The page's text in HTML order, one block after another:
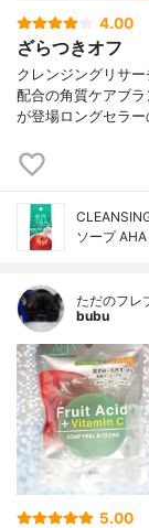
4.00
ざらつきオフ
クレンジングリサ
配合の角質ケアブ
が登場ロングセラ
ソープ
ただのフレ
bubu
5.00